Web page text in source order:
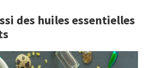
des huiles essentielles